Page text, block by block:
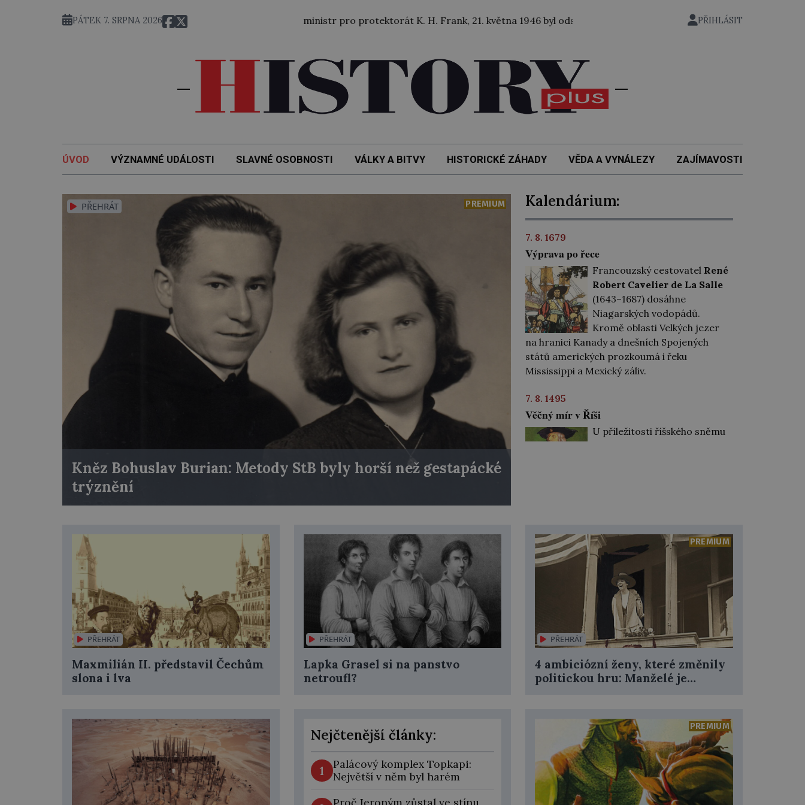
PÁTEK 7. SRPNA 2026
byl tajně z amerického zajetí převezen bývalý státní ministr pro protektorát K. H. Frank, 21. května 1946 byl odsouzen k trestu smrti. 7. 8. 1945: Do Prahy byl tajně z
PŘIHLÁSIT
ÚVOD VÝZNAMNÉ UDÁLOSTI SLAVNÉ OSOBNOSTI VÁLKY A BITVY HISTORICKÉ ZÁHADY VĚDA A VYNÁLEZY ZAJÍMAVOSTI
PREMIUM
PŘEHRÁT
Kněz Bohuslav Burian: Metody StB byly horší než gestapácké
trýznění
Kalendárium:
7. 8. 1679
Výprava po řece
Francouzský cestovatel René
Robert Cavelier de La Salle
(1643–1687) dosáhne
Niagarských vodopádů.
Kromě oblasti Velkých jezer
na hranici Kanady a dnešních Spojených
států amerických prozkoumá i řeku
Mississippi a Mexický záliv.
7. 8. 1495
Věčný mír v Říši
U příležitosti říšského sněmu
cestou. Na dodržování nařízení má dohlížet
říšský komorní soud.
9. 8. 480 př. n. l.
Řecký zázrak u Thermopyl
Na území Řecka vpadla obří
perská armáda. Odhady
hovoří o 70 000–300 000
mužů. Řekové, kterých se k
obraně země, shromáždí asi
7000, se jim v čele se spartským králem
úspěšně brání, v noci na třetí den je elitní
část perské armády ale kvůli zradě obejde
přes okolní hory a vpadne jim do zad.
Leonidas pošle pryč zbytek své armády a se
300 Sparťany, sedmi stovkami Thespijců a
čtyřmi stovkami bojovníků z Théb brání
PŘEHRÁT
Maxmilián II. představil Čechům
slona i lva
PŘEHRÁT
Lapka Grasel si na panstvo
netroufl?
PREMIUM
PŘEHRÁT
4 ambiciózní ženy, které změnily
politickou hru: Manželé je
Nejčtenější články:
1
Palácový komplex Topkapi:
Největší v něm byl harém
PREMIUM